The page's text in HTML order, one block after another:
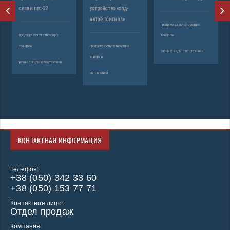
связи пгс-22
продажа сопутствующих
товаров
разные виды спецтехники
устройство «cпд-
авто-2тсигнал»
продажа сопутствующих
товаров
автовышка
продажа сопутствующих
товаров
разные виды спецтехники
КОНТАКТНАЯ ИНФОРМАЦИЯ
Телефон:
+38 (050) 342 33 60
+38 (050) 153 77 71
Контактное лицо:
Отдел продаж
Компания: